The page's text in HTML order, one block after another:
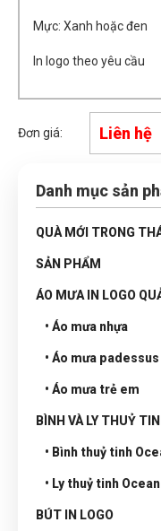
Mực: Xanh hoặc đen
In logo theo yêu cầu
Đơn giá: Liên hệ
Danh mục sản
QUÀ MỚI TRONG
SẢN PHẨM
ÁO MƯA IN LOGO
• Áo mưa nhựa
• Áo mưa padessus
• Áo mưa trẻ em
BÌNH VÀ LY THUỶ
• Bình thuỷ tinh
• Ly thuỷ tinh Ocean
BÚT IN LOGO